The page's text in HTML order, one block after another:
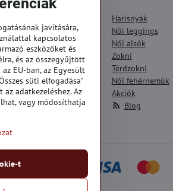
Harisnyák
Női leggings
Női alsók
Zokni
Térdzokni
Női fehérneműk
Akciók
Blog
javítására,
kapcsolatos
eszközöket és
és az összegyűjtött
EU-ban, az Egyesült
süti elfogadása"
adatkezeléshez. Az
vagy módosíthatja
t